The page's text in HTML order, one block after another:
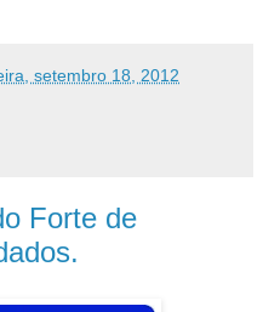
setembro 18, 2012
Forte de